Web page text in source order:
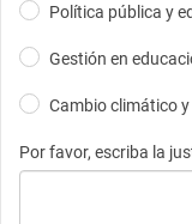
Política pública y
Gestión en
Cambio climático
Por favor, escriba la